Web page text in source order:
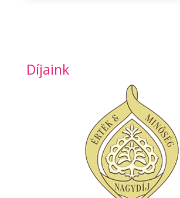
Díjaink